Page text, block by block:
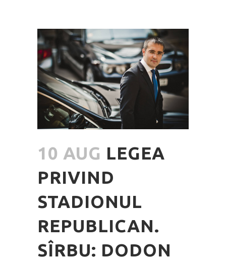
10 AUG LEGEA
PRIVIND
STADIONUL
REPUBLICAN.
SÎRBU: DODON